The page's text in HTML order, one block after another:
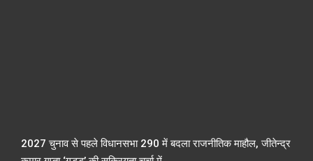
2027 चुनाव से पहले विधानसभा 290 में बदला राजनीतिक माहौल, जीतेन्द्र